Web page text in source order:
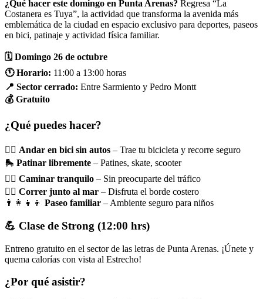
¿Qué hacer este domingo en Punta Arenas? Regresa “La
Costanera es Tuya”, la actividad que transforma la avenida más
emblemática de la ciudad en espacio exclusivo para deportes, paseos
en bici, patinaje y actividad física familiar.
🗓️ Domingo 26 de octubre
🕚 Horario: 11:00 a 13:00 horas
📍 Sector cerrado: Entre Sarmiento y Pedro Montt
💰 Gratuito
¿Qué puedes hacer?
🚴‍♀️ Andar en bici sin autos – Trae tu bicicleta y recorre seguro
🛼 Patinar libremente – Patines, skate, scooter
🚶‍♂️ Caminar tranquilo – Sin preocuparte del tráfico
🏃‍♀️ Correr junto al mar – Disfruta el borde costero
👨‍👩‍👧‍👦 Paseo familiar – Ambiente seguro para niños
💪 Clase de Strong (12:00 hrs)
Entreno gratuito en el sector de las letras de Punta Arenas. ¡Únete y
quema calorías con vista al Estrecho!
¿Por qué asistir?